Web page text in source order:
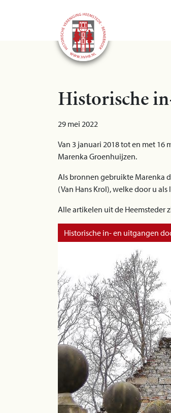
Historische
29 mei 2022
Van 3 januari 2018 tot en met 16
Marenka Groenhuijzen.
Als bronnen gebruikte Marenka
(Van Hans Krol), welke door u
Alle artikelen uit de Heemsteder
Historische in- en uitgangen